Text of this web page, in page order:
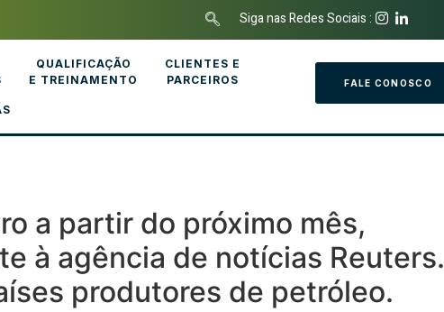
Siga nas Redes Sociais :
QUALIFICAÇÃO
E TREINAMENTO
CLIENTES E
PARCEIROS
FALE CONOSCO
a partir do próximo mês,
à agência de notícias Reuters.
produtores de petróleo.